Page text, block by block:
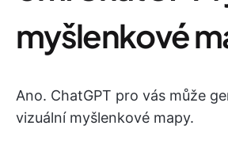
myšlenkové
Ano. ChatGPT pro vás může
vizuální myšlenkové mapy.